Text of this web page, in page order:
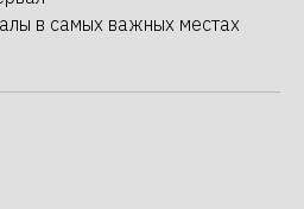
в самых важных местах